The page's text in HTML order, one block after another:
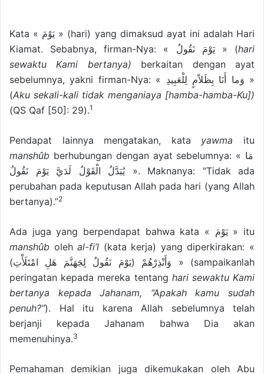
Kata « يَوْمَ » (hari) yang dimaksud ayat ini adalah Hari
Kiamat. Sebabnya, firman-Nya: « يَوْمَ نَقُولُ » (hari
sewaktu Kami bertanya) berkaitan dengan ayat
sebelumnya, yakni firman-Nya: « وَما أَنَا بِظَلاّمٍ لِلْعَبِيدِ »
(Aku sekali-kali tidak menganiaya [hamba-hamba-Ku])
(QS Qaf [50]: 29).1
Pendapat lainnya mengatakan, kata yawma itu
manshûb berhubungan dengan ayat sebelumnya: « مَا
يُبَدَّلُ الْقَوْلُ لَدَيَّ يَوْمَ نَقُولُ ». Maknanya: “Tidak ada
perubahan pada keputusan Allah pada hari (yang Allah
bertanya).”2
Ada juga yang berpendapat bahwa kata « يَوْمَ » itu
manshûb olehal-fi’l (kata kerja) yang diperkirakan: «
وَأَنْذِرْهُمْ (يَوْمَ نَقُولُ لِجَهَنَّمَ هَلِ امْتَلَأْتِ) » (sampaikanlah
peringatan kepada mereka tentang hari sewaktu Kami
bertanya kepada Jahanam, “Apakah kamu sudah
penuh?”). Hal itu karena Allah sebelumnya telah
berjanji kepada Jahanam bahwa Dia akan
memenuhinya.3
Pemahaman demikian juga dikemukakan oleh Abu